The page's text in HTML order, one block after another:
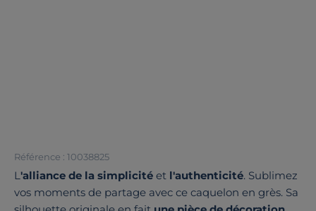
Référence : 10038825
L'alliance de la simplicité et l'authenticité. Sublimez
vos moments de partage avec ce caquelon en grès. Sa